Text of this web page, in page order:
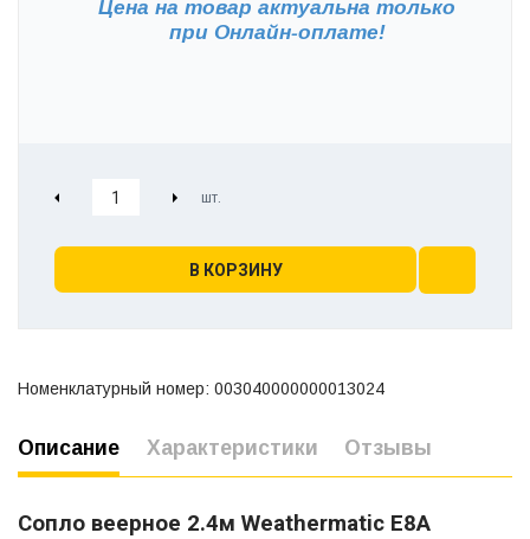
Цена на товар актуальна только
при Онлайн-оплате!
В КОРЗИНУ
Номенклатурный номер: 003040000000013024
Описание Характеристики Отзывы
Сопло веерное 2.4м Weathermatic E8A